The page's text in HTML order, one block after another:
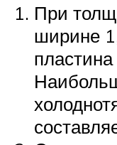
При
ширине
пластина